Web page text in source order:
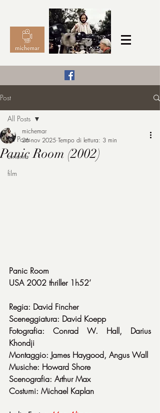
michemar
Post
All Posts
cinema
film
All Posts
Panic Room (2002)
michemar
26 nov 2025 Tempo di lettura: 3 min
Panic Room
USA 2002 thriller 1h52’
Regia: David Fincher
Sceneggiatura: David Koepp
Fotografia: Conrad W. Hall, Darius
Khondji
Montaggio: James Haygood, Angus Wall
Musiche: Howard Shore
Scenografia: Arthur Max
Costumi: Michael Kaplan